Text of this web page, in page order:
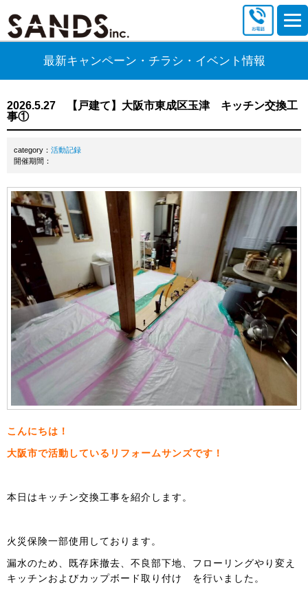
最新キャンペーン・チラシ・イベント情報
2026.5.27 【戸建て】大阪市東成区玉津 キッチン交換工
事①
category： 活動記録
開催期間：
こんにちは！
大阪市で活動しているリフォームサンズです！
本日はキッチン交換工事を紹介します。
火災保険一部使用しております。
漏水のため、既存床撤去、不良部下地、フローリングやり変え
キッチンおよびカップボード取り付け を行いました。